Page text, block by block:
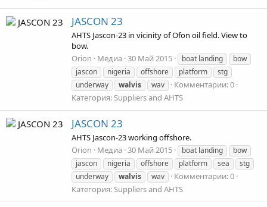
JASCON 23
AHTS Jascon-23 in vicinity of Ofon oil field. View to
bow.
Orion
Медиа 30 Май 2015 boat landing
bow
jascon
nigeria offshore platform
stg
underway
walvis wav
Комментарии: 0
Категория: Suppliers and AHTS
JASCON 23
AHTS Jascon-23 working offshore.
Orion
Медиа 30 Май 2015 boat landing
bow
jascon
nigeria offshore platform sea
stg
underway
walvis wav
Комментарии: 0
Категория: Suppliers and AHTS